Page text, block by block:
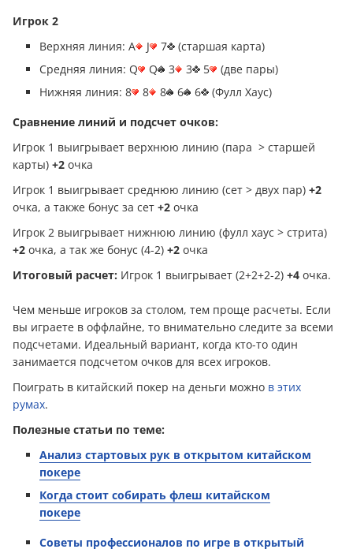
Игрок 2
Верхняя линия: А
J 7
(старшая карта)
Средняя линия: Q
Q 3 3 5
(две пары)
Нижняя линия: 8
8 8 6 6
(Фулл Хаус)
Сравнение линий и подсчет очков:
Игрок 1 выигрывает верхнюю линию (пара > старшей
карты) +2 очка
Игрок 1 выигрывает среднюю линию (сет > двух пар) +2
очка, а также бонус за сет +2 очка
Игрок 2 выигрывает нижнюю линию (фулл хаус > стрита)
+2 очка, а так же бонус (4-2) +2 очка
Итоговый расчет: Игрок 1 выигрывает (2+2+2-2) +4 очка.
Чем меньше игроков за столом, тем проще расчеты. Если
вы играете в оффлайне, то внимательно следите за всеми
подсчетами. Идеальный вариант, когда кто-то один
занимается подсчетом очков для всех игроков.
Поиграть в китайский покер на дeньги можно в этих
румах.
Полезные статьи по теме:
Анализ стартовых рук в открытом китайском
покере
Когда стоит собирать флеш китайском
покере
Советы профессионалов по игре в открытый